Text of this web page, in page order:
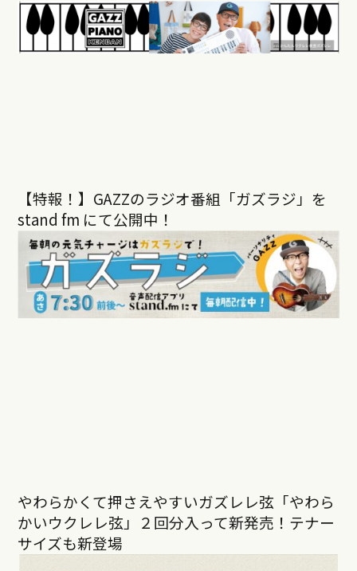
【特報！】GAZZのラジオ番組「ガズラジ」を
stand fm にて公開中！
やわらかくて押さえやすいガズレレ弦「やわら
かいウクレレ弦」２回分入って新発売！テナー
サイズも新登場